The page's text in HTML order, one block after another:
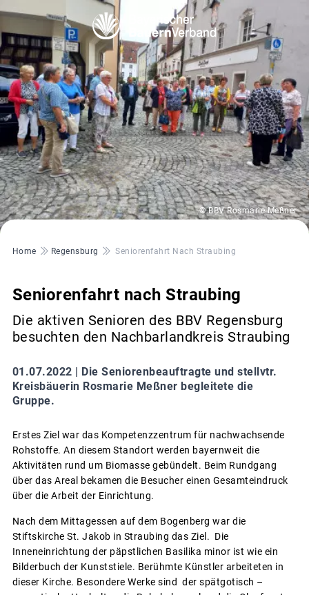
© BBV Rosmarie Meßner
Pfadnavigation
Home Regensburg Seniorenfahrt Nach Straubing
Seniorenfahrt nach Straubing
Die aktiven Senioren des BBV Regensburg
besuchten den Nachbarlandkreis Straubing
01.07.2022 | Die Seniorenbeauftragte und stellvtr.
Kreisbäuerin Rosmarie Meßner begleitete die
Gruppe.
Erstes Ziel war das Kompetenzzentrum für nachwachsende
Rohstoffe. An diesem Standort werden bayernweit die
Aktivitäten rund um Biomasse gebündelt. Beim Rundgang
über das Areal bekamen die Besucher einen Gesamteindruck
über die Arbeit der Einrichtung.
Nach dem Mittagessen auf dem Bogenberg war die
Stiftskirche St. Jakob in Straubing das Ziel. Die
Inneneinrichtung der päpstlichen Basilika minor ist wie ein
Bilderbuch der Kunststiele. Berühmte Künstler arbeiteten in
dieser Kirche. Besondere Werke sind der spätgotisch –